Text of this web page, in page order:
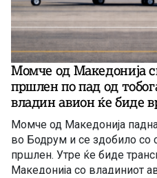
Момче од Македонија
пршлен по пад од
владин авион ќе биде
Момче од Македонија
во Бодрум и се здобило со
пршлен. Утре ќе биде
Македонија со владиниот